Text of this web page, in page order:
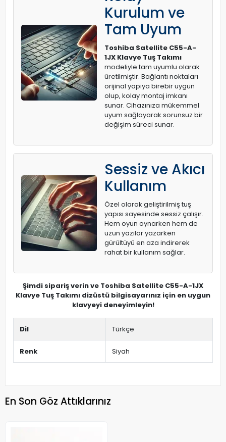
Kurulum ve
Tam Uyum
Toshiba Satellite C55-A-
1JX Klavye Tuş Takımı
modeliyle tam uyumlu olarak
üretilmiştir. Bağlantı noktaları
orijinal yapıya birebir uygun
olup, kolay montaj imkanı
sunar. Cihazınıza mükemmel
uyum sağlayarak sorunsuz bir
değişim süreci sunar.
Sessiz ve Akıcı
Kullanım
Özel olarak geliştirilmiş tuş
yapısı sayesinde sessiz çalışır.
Hem oyun oynarken hem de
uzun yazılar yazarken
gürültüyü en aza indirerek
rahat bir kullanım sağlar.
Şimdi sipariş verin ve Toshiba Satellite C55-A-1JX
Klavye Tuş Takımı dizüstü bilgisayarınız için en uygun
klavyeyi deneyimleyin!
Dil Türkçe
Renk Siyah
En Son Göz Attıklarınız